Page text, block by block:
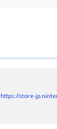
https://store-